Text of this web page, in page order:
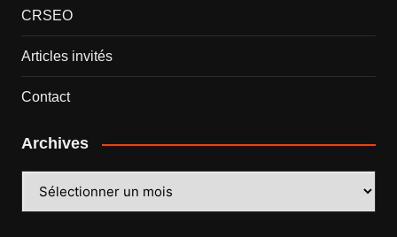
CRSEO
Articles invités
Contact
Archives